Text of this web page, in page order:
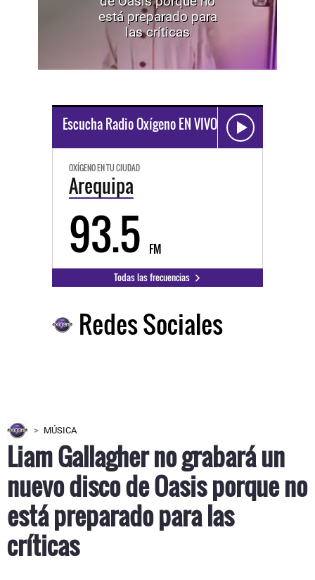
está preparado para
las críticas
Escucha Radio Oxígeno EN VIVO
OXÍGENO EN TU CIUDAD
Arequipa
93.5 FM
Todas las frecuencias
Redes Sociales
MÚSICA
Liam Gallagher no grabará un
nuevo disco de Oasis porque no
está preparado para las
críticas